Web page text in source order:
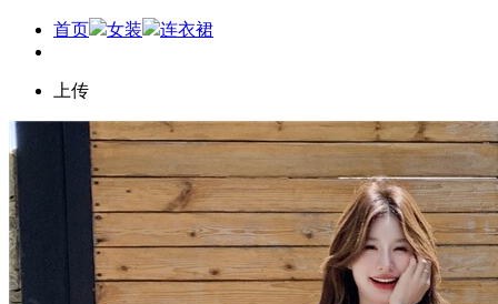
首页 女装 连衣裙
上传